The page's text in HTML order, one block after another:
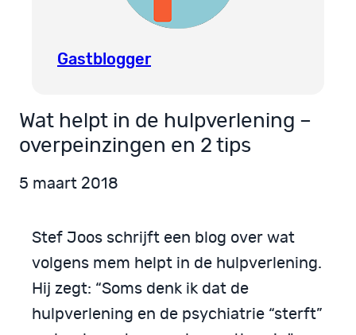
Gastblogger
Wat helpt in de hulpverlening –
overpeinzingen en 2 tips
5 maart 2018
Stef Joos schrijft een blog over wat
volgens mem helpt in de hulpverlening.
Hij zegt: “Soms denk ik dat de
hulpverlening en de psychiatrie “sterft”